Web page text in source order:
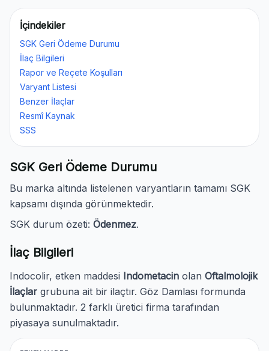
İçindekiler
SGK Geri Ödeme Durumu
İlaç Bilgileri
Rapor ve Reçete Koşulları
Varyant Listesi
Benzer İlaçlar
Resmî Kaynak
SSS
SGK Geri Ödeme Durumu
Bu marka altında listelenen varyantların tamamı SGK
kapsamı dışında görünmektedir.
SGK durum özeti: Ödenmez.
İlaç Bilgileri
Indocolir, etken maddesi Indometacin olan Oftalmolojik
İlaçlar grubuna ait bir ilaçtır. Göz Damlası formunda
bulunmaktadır. 2 farklı üretici firma tarafından
piyasaya sunulmaktadır.